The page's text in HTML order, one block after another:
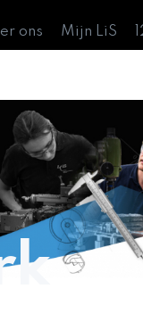
ons Mijn LiS